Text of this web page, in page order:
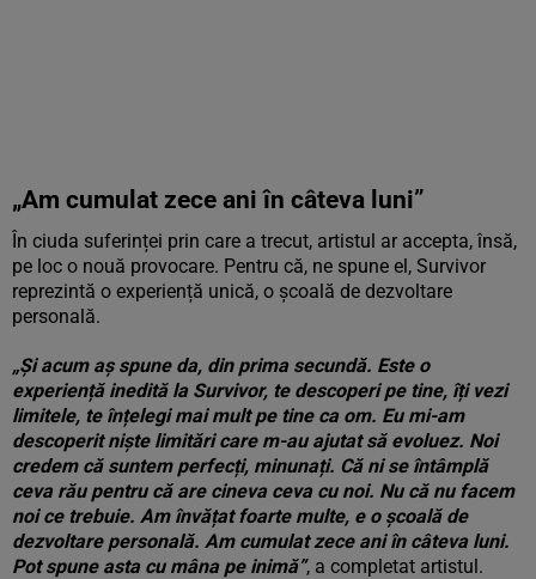
„Am cumulat zece ani în câteva luni”
În ciuda suferinței prin care a trecut, artistul ar accepta, însă,
pe loc o nouă provocare. Pentru că, ne spune el, Survivor
reprezintă o experiență unică, o școală de dezvoltare
personală.
„Și acum aș spune da, din prima secundă. Este o
experiență inedită la Survivor, te descoperi pe tine, îți vezi
limitele, te înțelegi mai mult pe tine ca om. Eu mi-am
descoperit niște limitări care m-au ajutat să evoluez. Noi
credem că suntem perfecți, minunați. Că ni se întâmplă
ceva rău pentru că are cineva ceva cu noi. Nu că nu facem
noi ce trebuie. Am învățat foarte multe, e o școală de
dezvoltare personală. Am cumulat zece ani în câteva luni.
Pot spune asta cu mâna pe inimă”, a completat artistul.